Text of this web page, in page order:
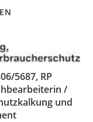
5687, RP
/
und